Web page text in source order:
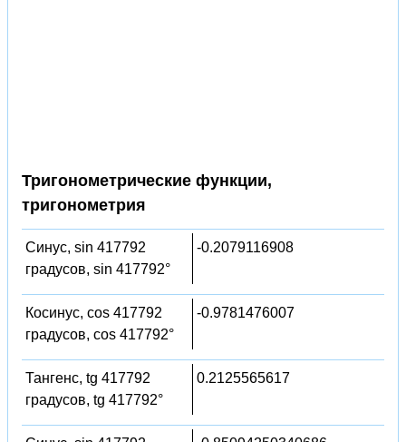
Тригонометрические функции,
тригонометрия
Синус, sin 417792
градусов, sin 417792°
-0.2079116908
Косинус, cos 417792
градусов, cos 417792°
-0.9781476007
Тангенс, tg 417792
градусов, tg 417792°
0.2125565617